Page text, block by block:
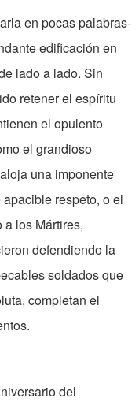
en pocas palabras-
edificación en
lado a lado. Sin
retener el espíritu
el opulento
el grandioso
una imponente
respeto, o el
los Mártires,
defendiendo la
soldados que
completan el
del